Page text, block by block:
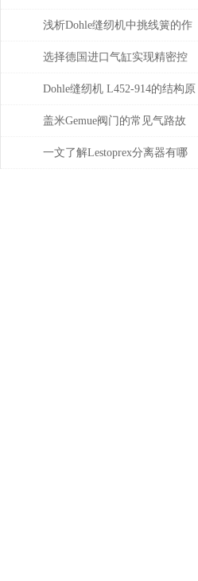
器技术的精密流体隔离控制原
理详解
浅析Dohle缝纫机中挑线簧的作
用
选择德国进口气缸实现精密控
制和动力传输
Dohle缝纫机 L452-914的结构原
理分析
盖米Gemue阀门的常见气路故
障、执行器不动作问题排查与
一文了解Lestoprex分离器有哪